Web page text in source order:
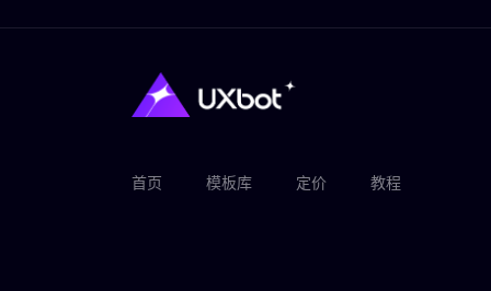
首页 模板库 定价 教程